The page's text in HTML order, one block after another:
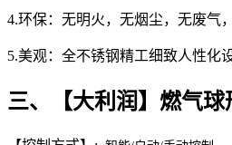
4.环保：无明火，无烟尘，无废气
5.美观：全不锈钢精工细致人性化
三、【大利润】燃气